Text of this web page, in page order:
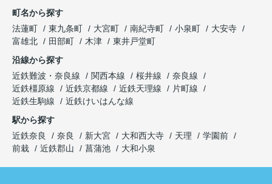
町名から探す
法蓮町
東九条町 大宮町 南紀寺町 小泉町
大安寺
富雄北
田部町 木津
東井戸堂町
沿線から探す
近鉄難波・奈良線
関西本線 桜井線
奈良線
近鉄橿原線
近鉄京都線 近鉄天理線
片町線
近鉄生駒線
近鉄けいはんな線
駅から探す
近鉄奈良
奈良 新大宮 大和西大寺 天理
学園前
前栽
近鉄郡山 菖蒲池 大和小泉